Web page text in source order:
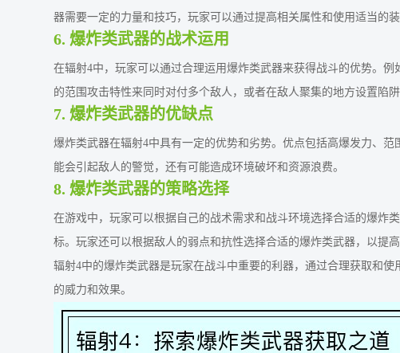
器需要一定的力量和技巧，玩家可以通过提高相关属性和使用适当的
6. 爆炸类武器的战术运用
在辐射4中，玩家可以通过合理运用爆炸类武器来获得战斗的优势。
的范围攻击特性来同时对付多个敌人，或者在敌人聚集的地方设置陷阱
7. 爆炸类武器的优缺点
爆炸类武器在辐射4中具有一定的优势和劣势。优点包括高爆发力、
能会引起敌人的警觉，还有可能造成环境破坏和资源浪费。
8. 爆炸类武器的策略选择
在游戏中，玩家可以根据自己的战术需求和战斗环境选择合适的爆炸
标。玩家还可以根据敌人的弱点和抗性选择合适的爆炸类武器，以提高
辐射4中的爆炸类武器是玩家在战斗中重要的利器，通过合理获取和
的威力和效果。